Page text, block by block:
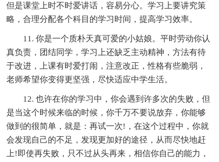
但是课堂上时不时爱讲话，容易分心。学习上要讲究策
略，合理分配各个科目的学习时间，提高学习效率。
11. 你是一个质朴天真可爱的小姑娘。平时劳动你认
真负责，团结同学，学习上还缺乏主动精神，方法有待
于改进，上课有时爱打闹，注意改正，性格有些脆弱，
老师希望你变得更坚强，尽快适应中学生活。
12. 也许在你的学习中，你会遇到许多次的失败，但
是当这个时候来临的时候，你千万不要说放弃，你能够
做到的很简单，就是：再试一次!，在这个过程中，你就
会发现自己的不足，发现更加好的途径，从而尽快地赶
上!即使再失败，只不过从头再来，相信你自己的能力，